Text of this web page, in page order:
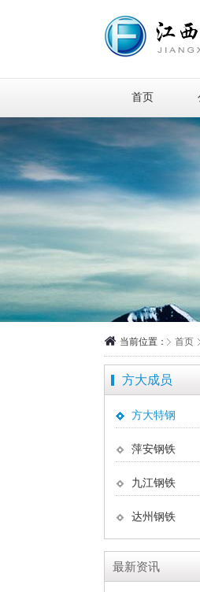
首页
当前位置： 首页
方大成员
方大特钢
萍安钢铁
九江钢铁
达州钢铁
最新资讯